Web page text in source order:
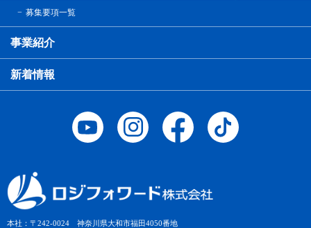
本社：〒242-0024 神奈川県大和市福田4050番地
募集要項一覧
事業紹介
新着情報